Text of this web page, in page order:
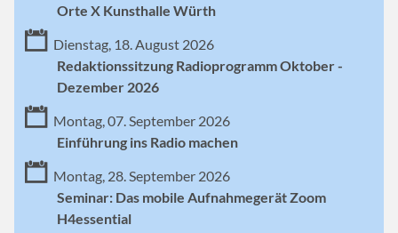
Orte X Kunsthalle Würth
Dienstag, 18. August 2026
Redaktionssitzung Radioprogramm Oktober -
Dezember 2026
Montag, 07. September 2026
Einführung ins Radio machen
Montag, 28. September 2026
Seminar: Das mobile Aufnahmegerät Zoom
H4essential